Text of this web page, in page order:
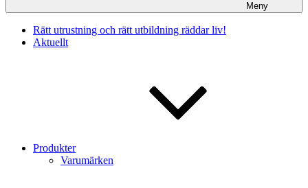
Meny
Rätt utrustning och rätt utbildning räddar liv!
Aktuellt
Produkter
Varumärken